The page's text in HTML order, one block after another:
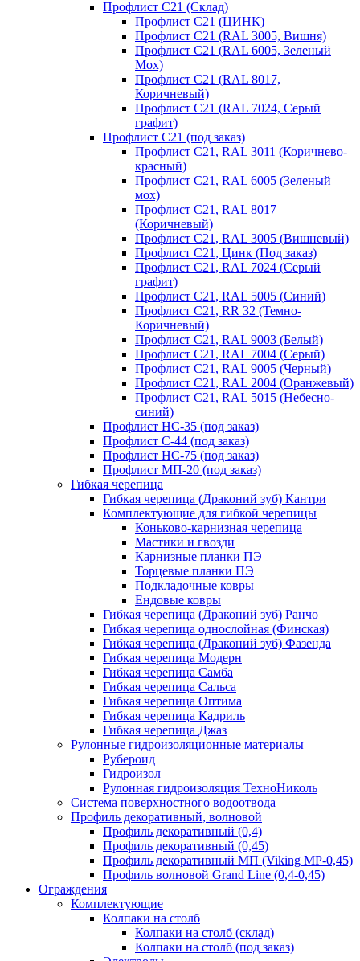
Профлист С21 (Склад)
Профлист С21 (ЦИНК)
Профлист С21 (RAL 3005, Вишня)
Профлист С21 (RAL 6005, Зеленый
Мох)
Профлист С21 (RAL 8017,
Коричневый)
Профлист С21 (RAL 7024, Серый
графит)
Профлист С21 (под заказ)
Профлист С21, RAL 3011 (Коричнево-
красный)
Профлист С21, RAL 6005 (Зеленый
мох)
Профлист С21, RAL 8017
(Коричневый)
Профлист С21, RAL 3005 (Вишневый)
Профлист С21, Цинк (Под заказ)
Профлист С21, RAL 7024 (Серый
графит)
Профлист С21, RAL 5005 (Синий)
Профлист С21, RR 32 (Темно-
Коричневый)
Профлист С21, RAL 9003 (Белый)
Профлист С21, RAL 7004 (Серый)
Профлист С21, RAL 9005 (Черный)
Профлист С21, RAL 2004 (Оранжевый)
Профлист С21, RAL 5015 (Небесно-
синий)
Профлист НС-35 (под заказ)
Профлист С-44 (под заказ)
Профлист НС-75 (под заказ)
Профлист МП-20 (под заказ)
Гибкая черепица
Гибкая черепица (Драконий зуб) Кантри
Комплектующие для гибкой черепицы
Коньково-карнизная черепица
Мастики и гвозди
Карнизные планки ПЭ
Торцевые планки ПЭ
Подкладочные ковры
Ендовые ковры
Гибкая черепица (Драконий зуб) Ранчо
Гибкая черепица однослойная (Финская)
Гибкая черепица (Драконий зуб) Фазенда
Гибкая черепица Модерн
Гибкая черепица Самба
Гибкая черепица Сальса
Гибкая черепица Оптима
Гибкая черепица Кадриль
Гибкая черепица Джаз
Рулонные гидроизоляционные материалы
Рубероид
Гидроизол
Рулонная гидроизоляция ТехноНиколь
Система поверхностного водоотвода
Профиль декоративный, волновой
Профиль декоративный (0,4)
Профиль декоративный (0,45)
Профиль декоративный МП (Viking MP-0,45)
Профиль волновой Grand Line (0,4-0,45)
Ограждения
Комплектующие
Колпаки на столб
Колпаки на столб (склад)
Колпаки на столб (под заказ)